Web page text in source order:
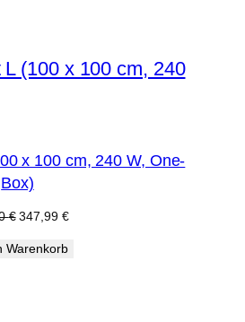
x 100 cm, 240 W, One-
Box)
€ Ursprünglicher
war:
347,99 €Aktueller
ist:
Warenkorb